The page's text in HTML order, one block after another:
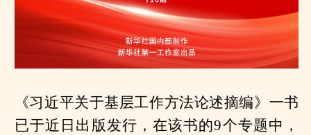
《习近平关于基层工作方法论述摘编》一书
已于近日出版发行，在该书的9个专题中，